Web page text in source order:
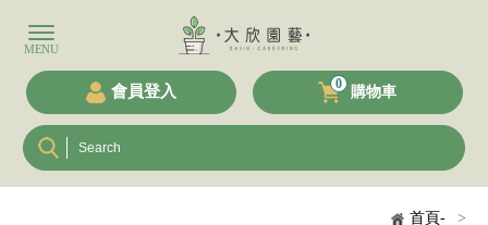
會員登入 0 購物車
首頁-
>